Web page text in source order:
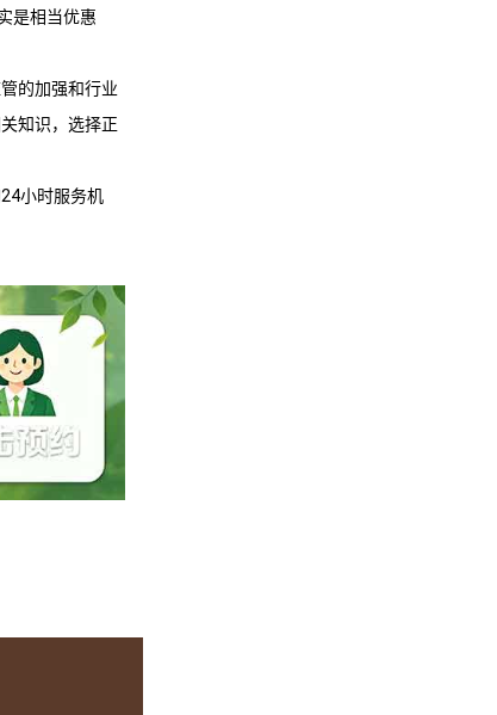
是相当优惠
的加强和行业
知识，选择正
小时服务机